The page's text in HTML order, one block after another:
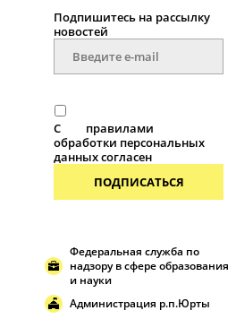
Подпишитесь на рассылку
новостей
С
правилами
обработки персональных
данных согласен
ПОДПИСАТЬСЯ
Федеральная служба по
надзору в сфере образования
и науки
Администрация р.п.Юрты